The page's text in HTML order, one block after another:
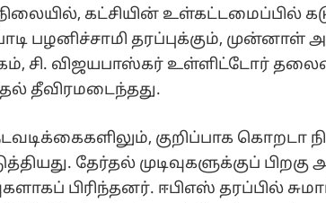
கட்சியின் உள்கட்டமைப்பில்
பழனிச்சாமி தரப்புக்கும், முன்னாள்
சி. விஜயபாஸ்கர் உள்ளிட்டோர்
தீவிரமடைந்தது.
குறிப்பாக கொறடா
தேர்தல் முடிவுகளுக்குப் பிறகு
பிரிந்தனர். ஈபிஎஸ் தரப்பில்